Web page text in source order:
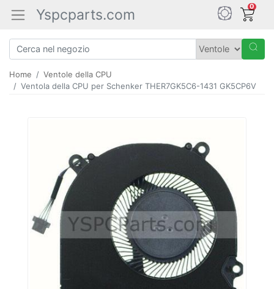
Yspcparts.com 0
Home
Ventole della CPU
Ventola della CPU per Schenker THER7GK5C6-1431 GK5CP6V